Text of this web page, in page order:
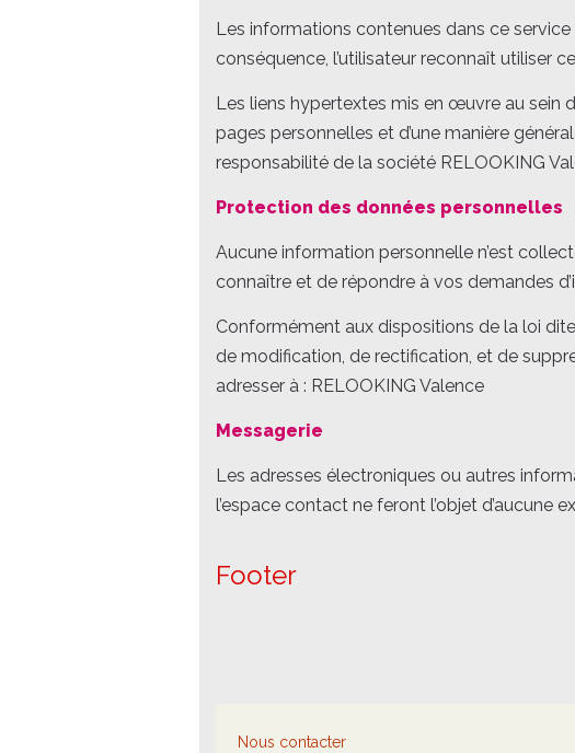
Les informations contenues dans ce
conséquence, l’utilisateur reconnaît utiliser
Les liens hypertextes mis en œuvre au sein
pages personnelles et d’une manière
responsabilité de la société RELOOKING
Protection des données personnelles
Aucune information personnelle n’est
connaître et de répondre à vos demandes
Conformément aux dispositions de la loi
de modification, de rectification, et de
adresser à : RELOOKING Valence
Messagerie
Les adresses électroniques ou autres
l’espace contact ne feront l’objet d’aucune
Footer
Nous contacter